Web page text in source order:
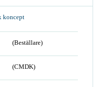
koncept
(Beställare)
(CMDK)